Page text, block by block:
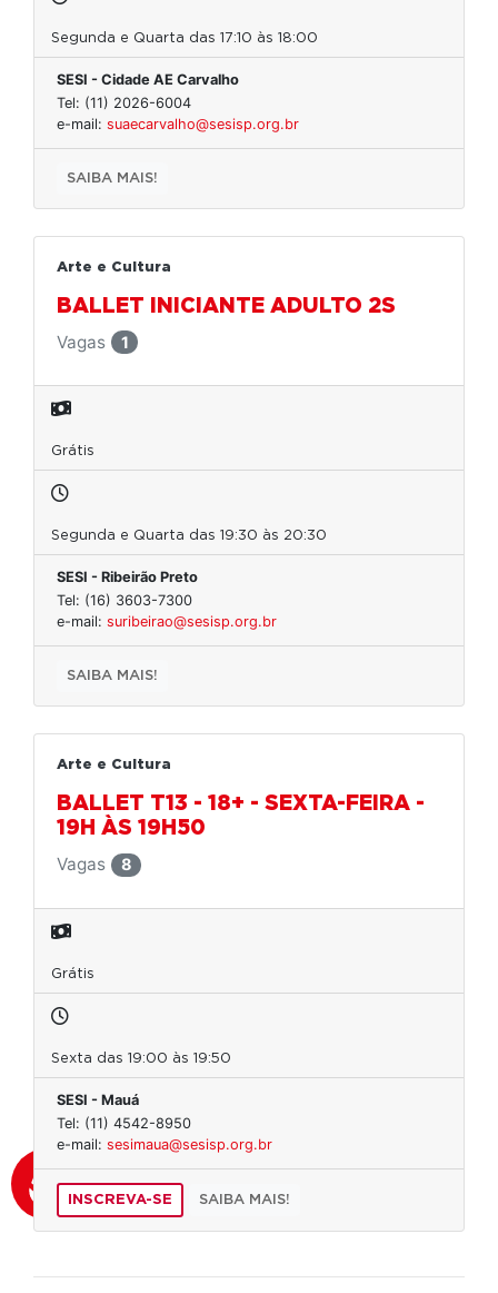
Segunda e Quarta das 17:10 às 18:00
SESI - Cidade AE Carvalho
Tel: (11) 2026-6004
e-mail: suaecarvalho@sesisp.org.br
SAIBA MAIS!
Arte e Cultura
BALLET INICIANTE ADULTO 2S
Vagas
1
Grátis
Segunda e Quarta das 19:30 às 20:30
SESI - Ribeirão Preto
Tel: (16) 3603-7300
e-mail: suribeirao@sesisp.org.br
SAIBA MAIS!
Arte e Cultura
BALLET T13 - 18+ - SEXTA-FEIRA -
19H ÀS 19H50
Vagas
8
Grátis
Sexta das 19:00 às 19:50
SESI - Mauá
Tel: (11) 4542-8950
e-mail: sesimaua@sesisp.org.br
INSCREVA-SE SAIBA MAIS!